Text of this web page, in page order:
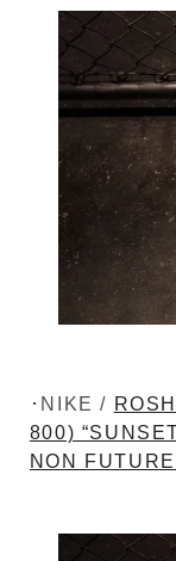
･NIKE /
800)
NON